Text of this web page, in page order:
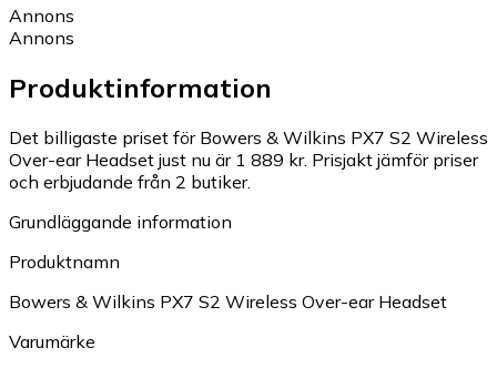
Annons
Annons
Produktinformation
Det billigaste priset för Bowers & Wilkins PX7 S2 Wireless
Over-ear Headset just nu är 1 889 kr. Prisjakt jämför priser
och erbjudande från 2 butiker.
Grundläggande information
Produktnamn
Bowers & Wilkins PX7 S2 Wireless Over-ear Headset
Varumärke